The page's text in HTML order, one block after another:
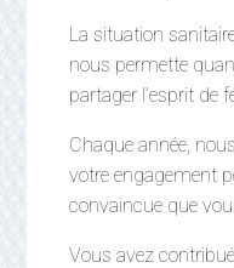
La situation
nous permette
partager l’esprit de
Chaque année,
votre engagement
convaincue que
Vous avez